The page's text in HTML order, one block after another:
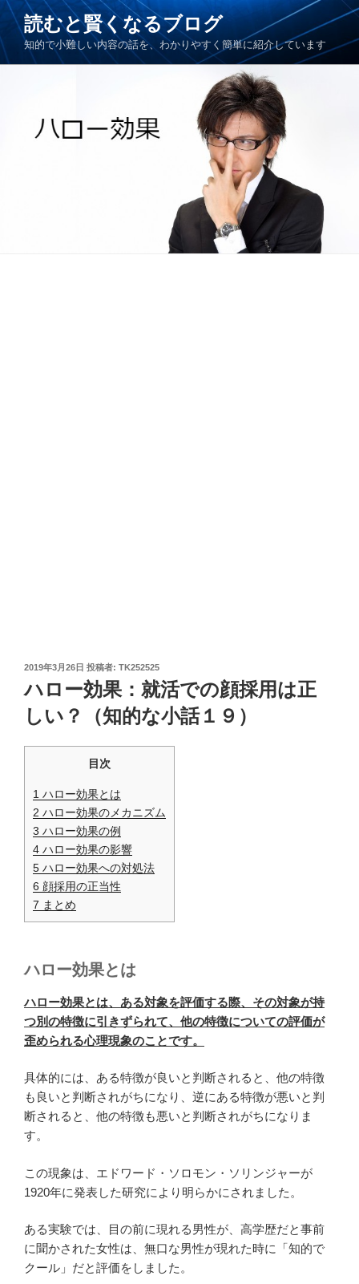
コ
テ
ン
読むと賢くなるブログ
知的で小難しい内容の話を、わかりやすく簡単に紹介しています
投
日:
2019年3月26日 投稿者: TK252525
ハロー効果：就活での顔採用は正
しい？（知的な小話１９）
目次
1 ハロー効果とは
2 ハロー効果のメカニズム
3 ハロー効果の例
4 ハロー効果の影響
5 ハロー効果への対処法
6 顔採用の正当性
7 まとめ
ハロー効果とは
ハロー効果とは、ある対象を評価する際、その対象が持
つ別の特徴に引きずられて、他の特徴についての評価が
歪められる心理現象のことです。
具体的には、ある特徴が良いと判断されると、他の特徴
も良いと判断されがちになり、逆にある特徴が悪いと判
断されると、他の特徴も悪いと判断されがちになりま
す。
この現象は、エドワード・ソロモン・ソリンジャーが
1920年に発表した研究により明らかにされました。
ある実験では、目の前に現れる男性が、高学歴だと事前
に聞かされた女性は、無口な男性が現れた時に「知的で
クール」だと評価をしました。